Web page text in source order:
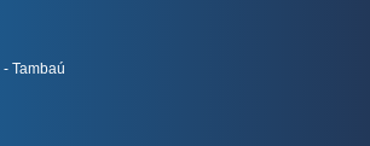
Tambaú